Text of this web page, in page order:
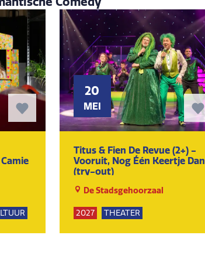
20
MEI
Titus & Fien De Revue (2+) -
Vooruit, Nog Één Keertje Dan
(try-out)
De Stadsgehoorzaal
2027
THEATER
KUNST EN CULTUUR